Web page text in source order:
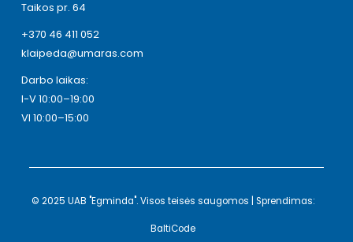
Taikos pr. 64
+370 46 411 052
klaipeda@umaras.com
Darbo laikas:
I-V 10:00–19:00
VI 10:00–15:00
© 2025 UAB "Egminda". Visos teisės saugomos | Sprendimas:
BaltiCode